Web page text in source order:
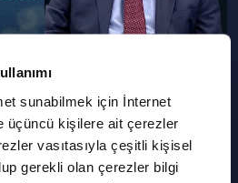
sunabilmek için İnternet
üçüncü kişilere ait çerezler
vasıtasıyla çeşitli kişisel
gerekli olan çerezler bilgi
Programın Tüm Podcastleri
Sohbet Etmek